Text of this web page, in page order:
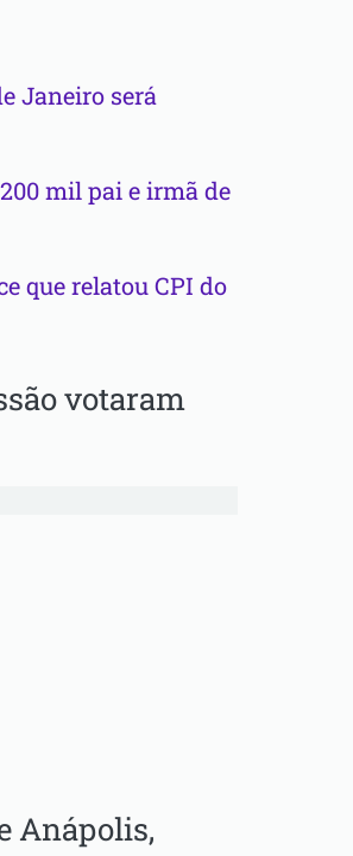
Janeiro será
mil pai e irmã de
que relatou CPI do
votaram
Anápolis,